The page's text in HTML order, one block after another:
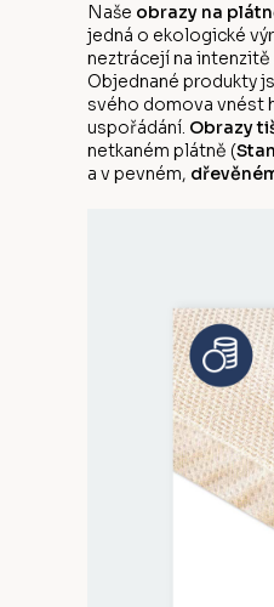
Naše obrazy na
jedná o ekologické
neztrácejí na intenzitě
Objednané produkty
svého domova vnést
uspořádání. Obrazy
netkaném plátně (
a v pevném,